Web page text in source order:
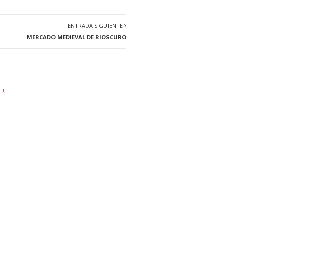
ENTRADA SIGUIENTE
MERCADO MEDIEVAL DE RIOSCURO
*